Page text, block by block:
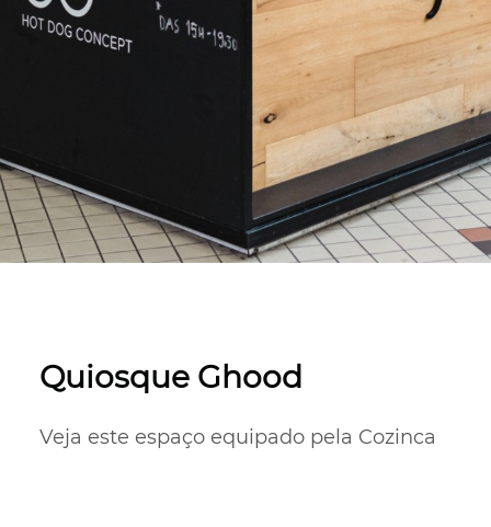
Quiosque Ghood
Veja este espaço equipado pela Cozinca